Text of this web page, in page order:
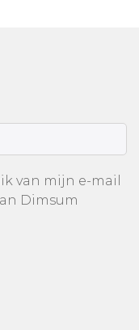
van mijn e-mail
Dimsum